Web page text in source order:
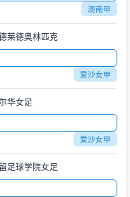
澳南甲
莱德奥林匹克
爱沙女甲
华女足
爱沙女甲
足球学院女足